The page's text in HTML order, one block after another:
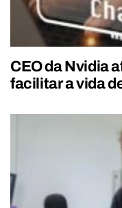
CEO da Nvidia
facilitar a vida